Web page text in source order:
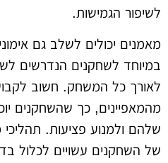
לשיפור הגמישות.
מאמנים יכולים לשלב גם
במיוחד לשחקנים הנדרשים
לאורך כל המשחק. חשוב
מהמאפיינים, כך שהשחקנים
שלהם ולמנוע פציעות.
של השחקנים עשויים לכלול